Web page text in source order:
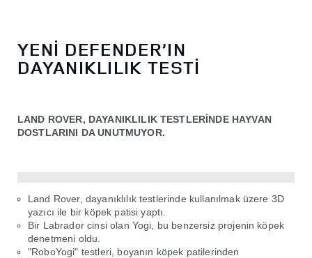
YENİ DEFENDER’IN
DAYANIKLILIK TESTİ
LAND ROVER, DAYANIKLILIK TESTLERİNDE HAYVAN
DOSTLARINI DA UNUTMUYOR.
Land Rover, dayanıklılık testlerinde kullanılmak üzere 3D
yazıcı ile bir köpek patisi yaptı.
Bir Labrador cinsi olan Yogi, bu benzersiz projenin köpek
denetmeni oldu.
"RoboYogi" testleri, boyanın köpek patilerinden